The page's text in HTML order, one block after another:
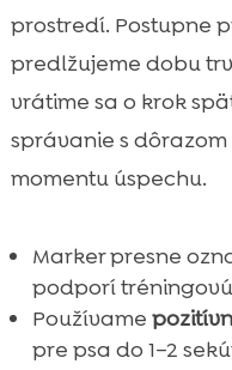
prostredí. Postupne
predlžujeme dobu
vrátime sa o krok
správanie s
momentu úspechu.
Marker presne
podporí
Používame
pre psa do 1–2